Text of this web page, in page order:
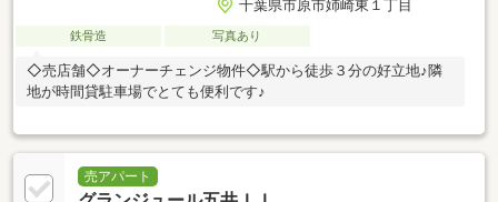
千葉県市原市姉崎東１丁目
鉄骨造 写真あり
◇売店舗◇オーナーチェンジ物件◇駅から徒歩３分の好立地♪隣
地が時間貸駐車場でとても便利です♪
売アパート